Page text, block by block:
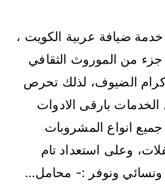
ضيافة عربية الكويت ،
جزء من الموروث الثقافي
الضيوف، لذلك تحرص
بارقى الادوات
جميع انواع المشروبات
وعلى استعداد تام
ونسائي ونوفر :- محامل…